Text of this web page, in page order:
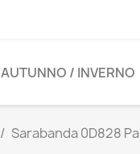
AUTUNNO / INVERNO
Sarabanda 0D828